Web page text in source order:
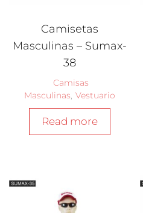
Camisetas
Masculinas – Sumax-
38
Camisas
Masculinas Vestuario
Read more